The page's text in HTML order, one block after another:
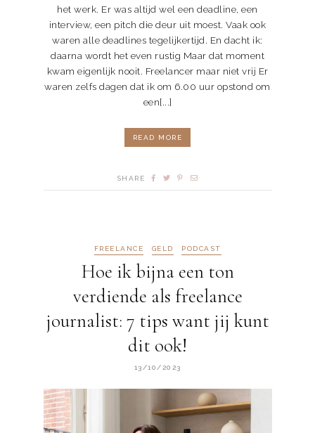
het werk. Er was altijd wel een deadline, een
interview, een pitch die deur uit moest. Vaak ook
waren alle deadlines tegelijkertijd. En dacht ik:
daarna wordt het even rustig Maar dat moment
kwam eigenlijk nooit. Freelancer maar niet vrij Er
waren zelfs dagen dat ik om 6.00 uur opstond om
een[...]
READ MORE
SHARE
FREELANCE GELD PODCAST
Hoe ik bijna een ton
verdiende als freelance
journalist: 7 tips want jij kunt
dit ook!
13/10/2023